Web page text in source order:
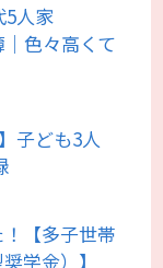
5人家
色々高くて
子ども3人
【多子世帯
学金）】